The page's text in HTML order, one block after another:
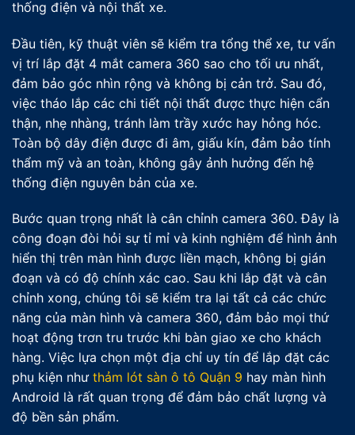
thống điện và nội thất xe.
Đầu tiên, kỹ thuật viên sẽ kiểm tra tổng thể xe, tư vấn
vị trí lắp đặt 4 mắt camera 360 sao cho tối ưu nhất,
đảm bảo góc nhìn rộng và không bị cản trở. Sau đó,
việc tháo lắp các chi tiết nội thất được thực hiện cẩn
thận, nhẹ nhàng, tránh làm trầy xước hay hỏng hóc.
Toàn bộ dây điện được đi âm, giấu kín, đảm bảo tính
thẩm mỹ và an toàn, không gây ảnh hưởng đến hệ
thống điện nguyên bản của xe.
Bước quan trọng nhất là cân chỉnh camera 360. Đây là
công đoạn đòi hỏi sự tỉ mỉ và kinh nghiệm để hình ảnh
hiển thị trên màn hình được liền mạch, không bị gián
đoạn và có độ chính xác cao. Sau khi lắp đặt và cân
chỉnh xong, chúng tôi sẽ kiểm tra lại tất cả các chức
năng của màn hình và camera 360, đảm bảo mọi thứ
hoạt động trơn tru trước khi bàn giao xe cho khách
hàng. Việc lựa chọn một địa chỉ uy tín để lắp đặt các
phụ kiện như thảm lót sàn ô tô Quận 9 hay màn hình
Android là rất quan trọng để đảm bảo chất lượng và
độ bền sản phẩm.